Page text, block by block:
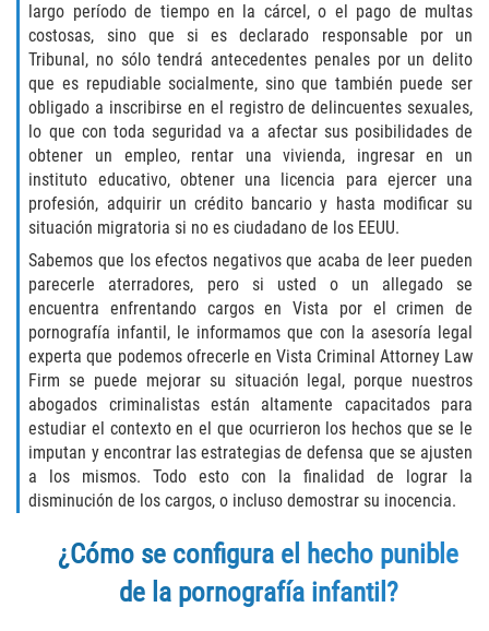
Eliminación de Antecedentes Penales
Libertad Condicional Bajo Palabra
Sello de Registros de Arresto
Petición para Anular una Condena
por Asesinato
Violación de la Libertad Condicional
Conducir Bajo la Influencia de Drogas
(DUID)
Delincuencia Juvenil
Audiencias de Disposición
Audiencias de Detención
Derechos de los Padres en Casos
Juveniles
largo período de tiempo en la cárcel, o el pago de multas
costosas, sino que si es declarado responsable por un
Tribunal, no sólo tendrá antecedentes penales por un delito
que es repudiable socialmente, sino que también puede ser
obligado a inscribirse en el registro de delincuentes sexuales,
lo que con toda seguridad va a afectar sus posibilidades de
obtener un empleo, rentar una vivienda, ingresar en un
instituto educativo, obtener una licencia para ejercer una
profesión, adquirir un crédito bancario y hasta modificar su
situación migratoria si no es ciudadano de los EEUU.
Sabemos que los efectos negativos que acaba de leer pueden
parecerle aterradores, pero si usted o un allegado se
encuentra enfrentando cargos en Vista por el crimen de
pornografía infantil, le informamos que con la asesoría legal
experta que podemos ofrecerle en Vista Criminal Attorney Law
Firm se puede mejorar su situación legal, porque nuestros
abogados criminalistas están altamente capacitados para
estudiar el contexto en el que ocurrieron los hechos que se le
imputan y encontrar las estrategias de defensa que se ajusten
a los mismos. Todo esto con la finalidad de lograr la
disminución de los cargos, o incluso demostrar su inocencia.
¿Cómo se configura el hecho punible
de la pornografía infantil?